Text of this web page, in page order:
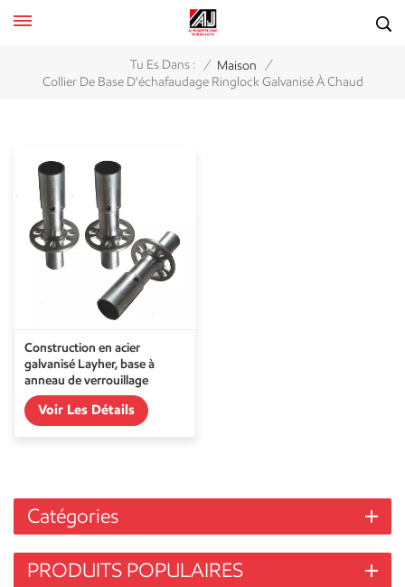
Tu Es Dans : / Maison /
Collier De Base D'échafaudage Ringlock Galvanisé À Chaud
Construction en acier
galvanisé Layher, base à
anneau de verrouillage
Voir Les Détails
Catégories
PRODUITS POPULAIRES